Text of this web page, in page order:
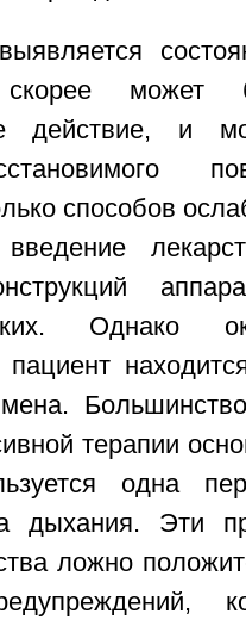
может
действие, и
способов
Однако
пациент
терапии
одна
дыхания. Эти
ложно